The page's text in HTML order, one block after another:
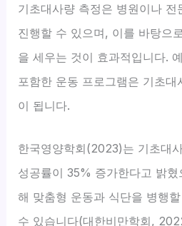
기초대사량 측정은 병원이나 전
진행할 수 있으며, 이를 바탕으
을 세우는 것이 효과적입니다.
포함한 운동 프로그램은 기초
이 됩니다.
한국영양학회(2023)는 기초대
성공률이 35% 증가한다고 밝
해 맞춤형 운동과 식단을 병행
수 있습니다(대한비만학회,